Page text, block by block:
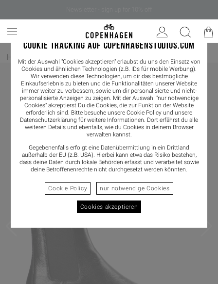
COOKIE TRACKING AUF COPENHAGENSTUDIOS.COM
Mit der Auswahl "Cookies akzeptieren" erlaubst du uns den Einsatz von
Cookies und ähnlichen Technologien (z.B. IDs für mobile Werbung).
Wir verwenden diese Technologien, um dir das bestmögliche
Einkaufserlebnis zu bieten und die Funktionalitäten unserer Website
immer weiter zu verbessern, sowie um dir personalisierte und nicht-
personalisierte Anzeigen zu zeigen. Mit der Auswahl "nur notwendige
Cookies" akzeptierst Du die Cookies, die zur Funktion der Website
erforderlich sind. Bitte besuche unsere Cookie Policy und unsere
Datenschutzerklärung für weitere Informationen. Dort erfährst du alle
weiteren Details und ebenfalls, wie du Cookies in deinem Browser
verwalten kannst.
Gegebenenfalls erfolgt eine Datenübermittlung in ein Drittland
außerhalb der EU (z.B. USA). Hierbei kann etwa das Risiko bestehen,
dass deine Daten durch lokale Behörden erfasst und verarbeitet sowie
deine Betroffenenrechte nicht durchgesetzt werden könnten.
Cookie Policy nur notwendige Cookies
Cookies akzeptieren
Home / Damen/ Boots Chelseaboot